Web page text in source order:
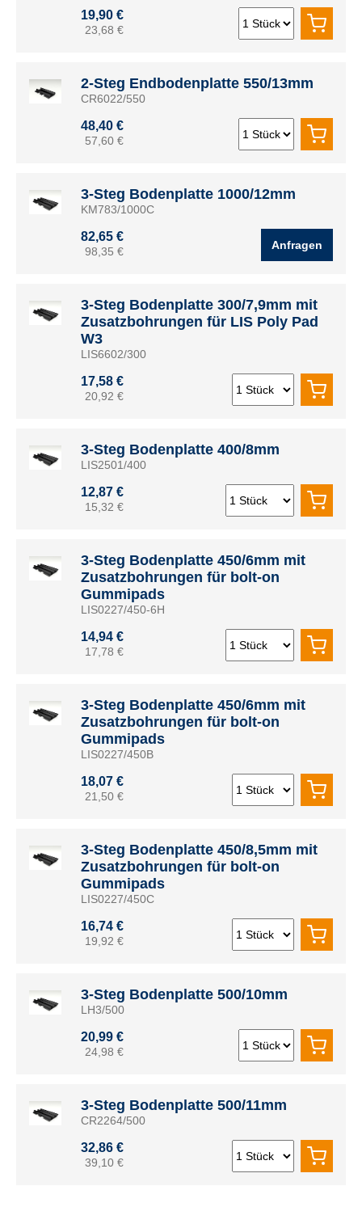
19,90 €
23,68 €
2-Steg Endbodenplatte 550/13mm
CR6022/550
48,40 €
57,60 €
3-Steg Bodenplatte 1000/12mm
KM783/1000C
82,65 €
98,35 € Anfragen
3-Steg Bodenplatte 300/7,9mm mit
Zusatzbohrungen für LIS Poly Pad
W3
LIS6602/300
17,58 €
20,92 €
3-Steg Bodenplatte 400/8mm
LIS2501/400
12,87 €
15,32 €
3-Steg Bodenplatte 450/6mm mit
Zusatzbohrungen für bolt-on
Gummipads
LIS0227/450-6H
14,94 €
17,78 €
3-Steg Bodenplatte 450/6mm mit
Zusatzbohrungen für bolt-on
Gummipads
LIS0227/450B
18,07 €
21,50 €
3-Steg Bodenplatte 450/8,5mm mit
Zusatzbohrungen für bolt-on
Gummipads
LIS0227/450C
16,74 €
19,92 €
3-Steg Bodenplatte 500/10mm
LH3/500
20,99 €
24,98 €
3-Steg Bodenplatte 500/11mm
CR2264/500
32,86 €
39,10 €